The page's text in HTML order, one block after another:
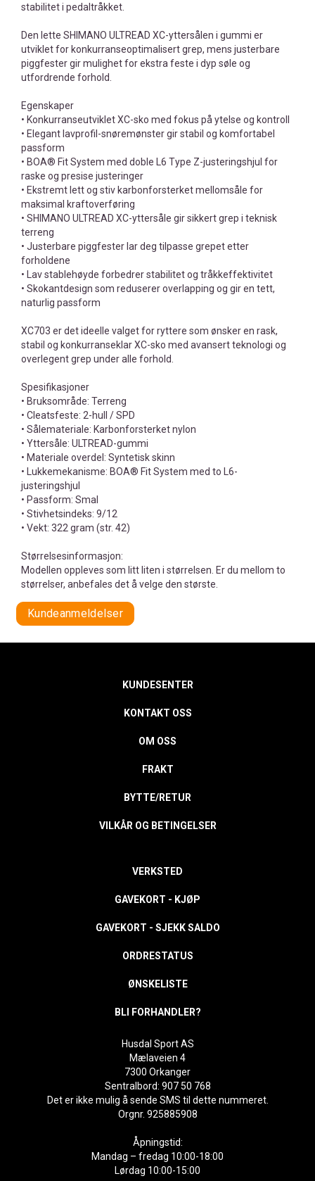
stabilitet i pedaltråkket.
Den lette SHIMANO ULTREAD XC-yttersålen i gummi er
utviklet for konkurranseoptimalisert grep, mens justerbare
piggfester gir mulighet for ekstra feste i dyp søle og
utfordrende forhold.
Egenskaper
• Konkurranseutviklet XC-sko med fokus på ytelse og kontroll
• Elegant lavprofil-snøremønster gir stabil og komfortabel
passform
• BOA® Fit System med doble L6 Type Z-justeringshjul for
raske og presise justeringer
• Ekstremt lett og stiv karbonforsterket mellomsåle for
maksimal kraftoverføring
• SHIMANO ULTREAD XC-yttersåle gir sikkert grep i teknisk
terreng
• Justerbare piggfester lar deg tilpasse grepet etter
forholdene
• Lav stablehøyde forbedrer stabilitet og tråkkeffektivitet
• Skokantdesign som reduserer overlapping og gir en tett,
naturlig passform
XC703 er det ideelle valget for ryttere som ønsker en rask,
stabil og konkurranseklar XC-sko med avansert teknologi og
overlegent grep under alle forhold.
Spesifikasjoner
• Bruksområde: Terreng
• Cleatsfeste: 2-hull / SPD
• Sålemateriale: Karbonforsterket nylon
• Yttersåle: ULTREAD-gummi
• Materiale overdel: Syntetisk skinn
• Lukkemekanisme: BOA® Fit System med to L6-
justeringshjul
• Passform: Smal
• Stivhetsindeks: 9/12
• Vekt: 322 gram (str. 42)
Størrelsesinformasjon:
Modellen oppleves som litt liten i størrelsen. Er du mellom to
størrelser, anbefales det å velge den største.
Kundeanmeldelser
KUNDESENTER
KONTAKT OSS
OM OSS
FRAKT
BYTTE/RETUR
VILKÅR OG BETINGELSER
VERKSTED
GAVEKORT - KJØP
GAVEKORT - SJEKK SALDO
ORDRESTATUS
ØNSKELISTE
BLI FORHANDLER?
Husdal Sport AS
Mælaveien 4
7300 Orkanger
Sentralbord: 907 50 768
Det er ikke mulig å sende SMS til dette nummeret.
Orgnr. 925885908
Åpningstid:
Mandag – fredag 10:00-18:00
Lørdag 10:00-15:00